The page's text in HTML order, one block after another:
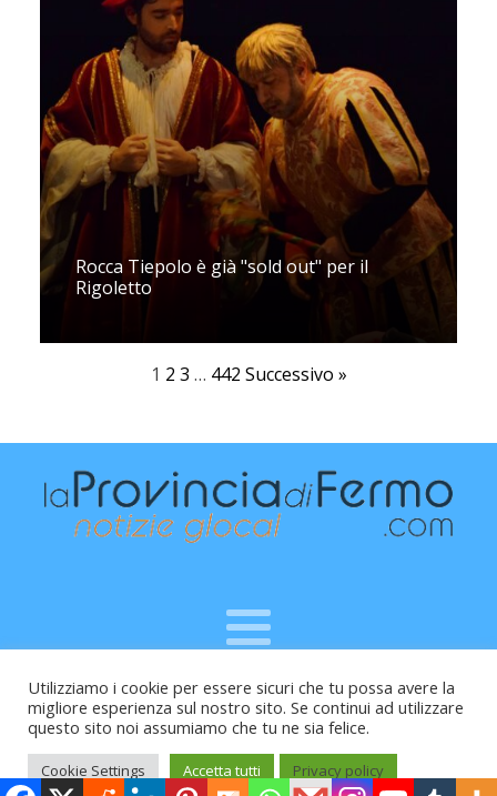
Rocca Tiepolo è già "sold out" per il
Rigoletto
1 2 3 … 442 Successivo »
Raffaele Vitali - via Leopardi 10 - 61121 Pesaro (PU) -
Cod.Fisc VTLRFL77B02L500Y - Testata giornalistica, aut.
Trib.Fermo n.04/2010 del 05/08/2010
Utilizziamo i cookie per essere sicuri che tu possa avere la
migliore esperienza sul nostro sito. Se continui ad utilizzare
questo sito noi assumiamo che tu ne sia felice.
Cookie Settings Accetta tutti Privacy policy